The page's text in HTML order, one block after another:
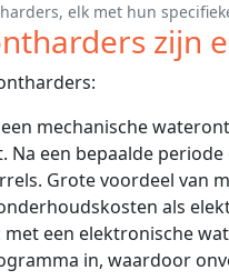
elk met hun
zijn
een mechanische
een bepaalde
Grote voordeel van
als
met een elektronische
in, waardoor